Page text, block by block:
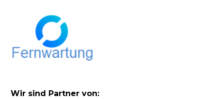
Wir sind Partner von: